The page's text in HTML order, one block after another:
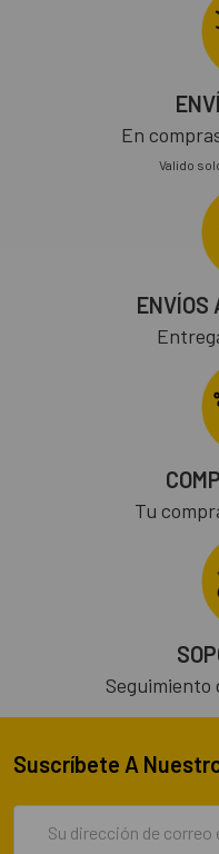
En
Valido
ENVÍOS
Tu
Seguimiento
Suscríbete A